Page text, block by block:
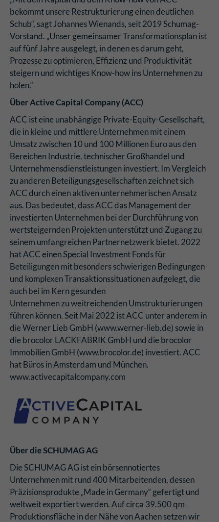
bekommt unsere Restrukturierung einen deutlichen
Schub“, sagt Johannes Wienands, seit 2019 Schumag-
Vorstand. „Unser gemeinsamer Transformationsplan ist
auf fünf Jahre ausgelegt, in denen es darum geht,
Prozesse zu optimieren, Effizienz und Produktivität
steigern und wichtiges Know-how ins Unternehmen zu
holen.“
Über Active Capital Company (ACC)
ACC ist eine unabhängige Private-Equity-Gesellschaft,
die in kleine und mittlere Unternehmen mit einem
Umsatz zwischen 10 und 100 Millionen Euro aus den
Bereichen Industrie, technischer Großhandel und
Unternehmensdienstleistungen investiert. Im Vergleich
zu anderen Beteiligungsgesellschaften zeichnet sich
ACC durch einen aktiven unternehmerischen Ansatz
aus. Das bedeutet, dass ACC das Management der
investierten Unternehmen bei der Durchführung von
wertsteigernden Projekten unterstützt und Zugang zu
seinem umfangreichen Partnernetzwerk bietet. 2022
hat ACC einen Special Investment Fonds für
Beteiligungen mit besonders schwierigen Bedingungen
und komplexen Transaktionssituationen aufgelegt, die
auch bei im Kern gesunden
Unternehmen zu weitreichenden Umstrukturierungen
führen können. Seit Mai 2022 ist ACC unter anderem in
die Werner Lieb GmbH (www.werner-lieb.de) sowie in
die brocolor LACKFABRIK GmbH und die brocolor
Immobilien GmbH (www.brocolor.de) investiert. ACC
hat Büros in Amsterdam und München.
www.activecapitalcompany.com
Über die SCHUMAGAG
Die SCHUMAG AG ist ein börsennotiertes
Unternehmen mit rund 400 Mitarbeitenden, dessen
Präzisionsprodukte „Made in Germany“ gefertigt und
weltweit exportiert werden. Auf circa 39.500 qm
Produktionsfläche in der Nähe von Aachen setzen wir